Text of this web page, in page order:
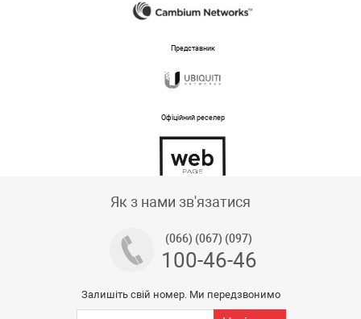
Представник
Офіційний реселер
Як з нами зв'язатися
(066) (067) (097)
100-46-46
Залишіть свій номер. Ми передзвонимо